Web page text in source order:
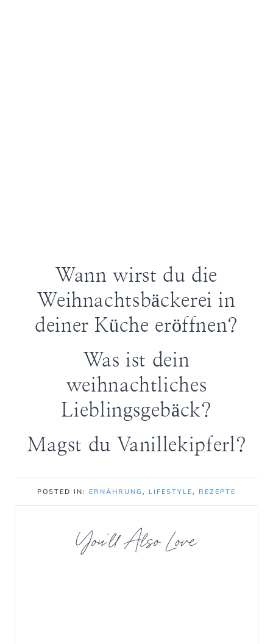
Wann wirst du die
Weihnachtsbäckerei in
deiner Küche eröffnen?
Was ist dein
weihnachtliches
Lieblingsgebäck?
Magst du Vanillekipferl?
POSTED IN: ERNÄHRUNG , LIFESTYLE , REZEPTE
You’ll Also Love